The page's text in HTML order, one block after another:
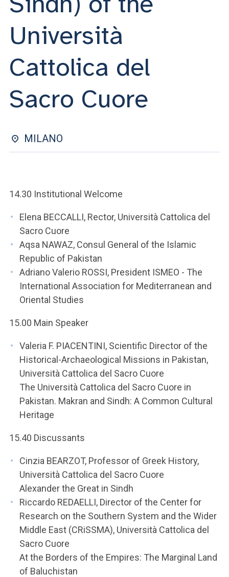
SEI UN DOCENTE O UN MEMBRO DELLO STAFF
Università
Cattolica del
Sacro Cuore
MILANO
14.30 Institutional Welcome
Elena BECCALLI, Rector, Università Cattolica del
Sacro Cuore
Aqsa NAWAZ, Consul General of the Islamic
Republic of Pakistan
Adriano Valerio ROSSI, President ISMEO - The
International Association for Mediterranean and
Oriental Studies
15.00 Main Speaker
Valeria F. PIACENTINI, Scientific Director of the
Historical-Archaeological Missions in Pakistan,
Università Cattolica del Sacro Cuore
The Università Cattolica del Sacro Cuore in
Pakistan. Makran and Sindh: A Common Cultural
Heritage
15.40 Discussants
Cinzia BEARZOT, Professor of Greek History,
Università Cattolica del Sacro Cuore
Alexander the Great in Sindh
Riccardo REDAELLI, Director of the Center for
Research on the Southern System and the Wider
Middle East (CRiSSMA), Università Cattolica del
Sacro Cuore
At the Borders of the Empires: The Marginal Land
of Baluchistan